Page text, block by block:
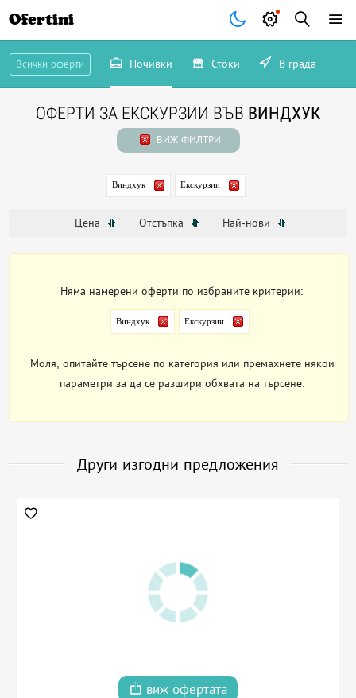
Ofertini
Всички оферти Почивки Стоки В града
ОФЕРТИ ЗА ЕКСКУРЗИИ ВЪВ ВИНДХУК
ВИЖ ФИЛТРИ
Виндхук Екскурзии
Цена Отстъпка Най-нови
Няма намерени оферти по избраните критерии:
Виндхук Екскурзии
Моля, опитайте търсене по категория или премахнете някои
параметри за да се разшири обхвата на търсене.
Други изгодни предложения
виж офертата